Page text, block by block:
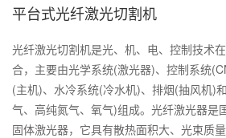
平台式光纤激光切割机
光纤激光切割机是光、机、电、控制技术
合，主要由光学系统(激光器)、控制系统
(主机)、水冷系统(冷水机)、排烟(抽风机)
气、高纯氮气、氧气)组成。光纤激光器是
固体激光器，它具有散热面积大、光束质